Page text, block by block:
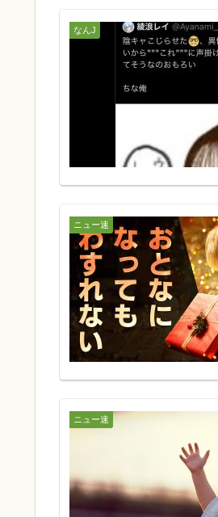
なんJ
ニュー速
ニュー速